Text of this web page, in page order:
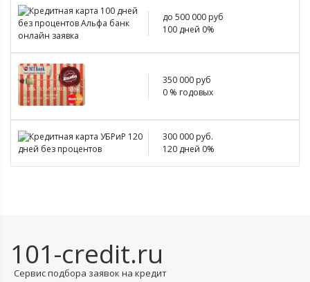
до 500 000 руб
100 дней 0%
350 000 руб
0 % годовых
300 000 руб.
120 дней 0%
101-credit.ru
Сервис подбора заявок на кредит